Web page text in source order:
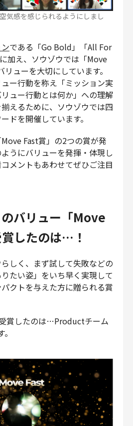
バシー
中の求人一覧
気感を感じられるようにしまし
である「Go Bold」「All For
加え、ソウゾウでは「Move
ューを大切にしています。
ー行動を称え「ミッション実
ュー行動とは何か」への理解
えるために、ソウゾウでは四
ドを開催しています。
Fast賞」の2つの賞が発
うにバリューを発揮・体現し
メントもあわせてぜひご注目
バリュー「Move
したのは…！
しく、まず試して失敗などの
たい姿」をいち早く実現して
クトを与えた方に贈られる賞
受賞したのは…Productチーム